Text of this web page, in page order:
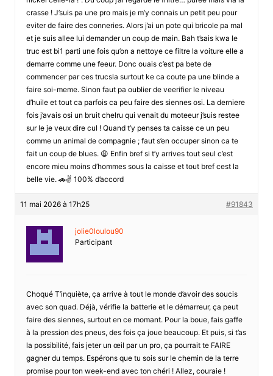
crasse ! J’suis pa une pro mais je m’y connais un petit peu pour
eviter de faire des conneries. Alors j’ai un pote qui bricole pa mal
et je suis allee lui demander un coup de main. Bah t’sais kwa le
truc est bi1 parti une fois qu’on a nettoye ce filtre la voiture elle a
demarre comme une feeur. Donc ouais c’est pa bete de
commencer par ces trucsla surtout ke ca coute pa une blinde a
faire soi-meme. Sinon faut pa oublier de veerifier le niveau
d’huile et tout ca parfois ca peu faire des siennes osi. La derniere
fois j’avais osi un bruit chelru qui venait du moteeur j’suis restee
sur le je veux dire cul ! Quand t’y penses ta caisse ce un peu
comme un animal de compagnie ; faut s’en occuper sinon ca te
fait un coup de blues. 😩 Enfin bref si t’y arrives tout seul c’est
encore mieu moins d’hommes sous la caisse et tout bref cest la
belle vie. 🚗✌️ 100% d’accord
11 mai 2026 à 17h25 #91843
jolie0loulou90
Participant
Choqué T’inquiète, ça arrive à tout le monde d’avoir des soucis
avec son quad. Déjà, vérifie la batterie et le démarreur, ça peut
faire des siennes, surtout en ce momant. Pour la boue, fais gaffe
à la pression des pneus, des fois ça joue beaucoup. Et puis, si t’as
la possibilité, fais jeter un œil par un pro, ça pourrait te FAIRE
gagner du temps. Espérons que tu sois sur le chemin de la terre
promise pour ton week-end avec ton chéri ! Allez, couraie !